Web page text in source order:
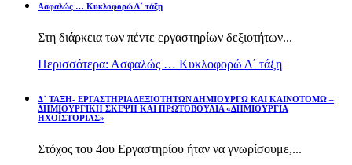
Ασφαλώς … Κυκλοφορώ Δ΄ τάξη
Στη διάρκεια των πέντε εργαστηρίων δεξιοτήτων...
Περισσότερα: Ασφαλώς … Κυκλοφορώ Δ΄ τάξη
Δ΄ ΤΑΞΗ- ΕΡΓΑΣΤΗΡΙΑ ΔΕΞΙΟΤΗΤΩΝ ΔΗΜΙΟΥΡΓΩ ΚΑΙ ΚΑΙΝΟΤΟΜΩ –
ΔΗΜΙΟΥΡΓΙΚΗ ΣΚΕΨΗ ΚΑΙ ΠΡΩΤΟΒΟΥΛΙΑ «ΔΗΜΙΟΥΡΓΙΑ
ΗΧΟΪΣΤΟΡΙΑΣ»
Στόχος του 4ου Εργαστηρίου ήταν να γνωρίσουμε,...